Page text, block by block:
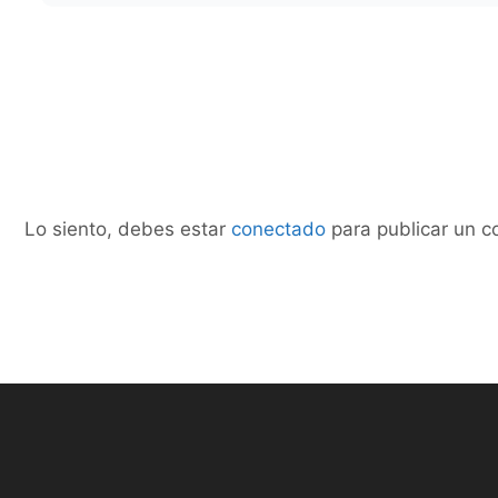
Lo siento, debes estar conectado para publicar un